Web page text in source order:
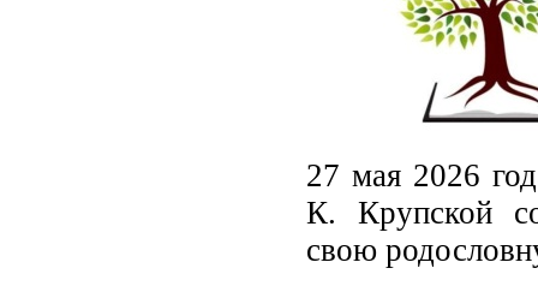
27 мая 2026
К. Крупской
свою